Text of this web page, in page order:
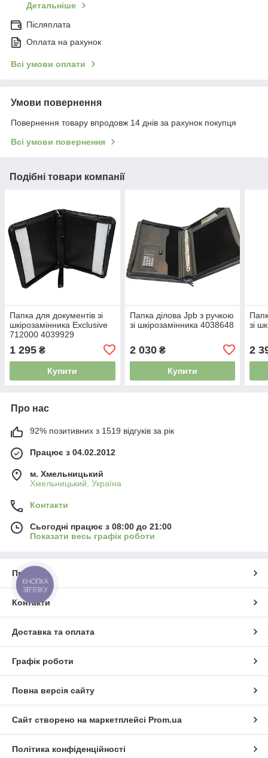
Детальніше
Післяплата
Оплата на рахунок
Всі умови оплати
Умови повернення
Повернення товару впродовж 14 днів за рахунок покупця
Всі умови повернення
Подібні товари компанії
Папка для документів зі
шкірозамінника Exclusive
712000 4039929
1 295 ₴
Купити
Папка ділова Jpb з ручкою
зі шкірозамінника 4038648
2 030₴
Купити
зі
2
Про нас
92% позитивних з 1519 відгуків за рік
Працює з 04.02.2012
м. Хмельницький
Хмельницький, Україна
Контакти
Сьогодні працює з 08:00 до 21:00
Показати весь графік роботи
Про нас
Контакти
Доставка та оплата
Графік роботи
Повна версія сайту
Сайт створено на маркетплейсі Prom.ua
Політика конфіденційності
КНОПКА
ЗВ'ЯЗКУ